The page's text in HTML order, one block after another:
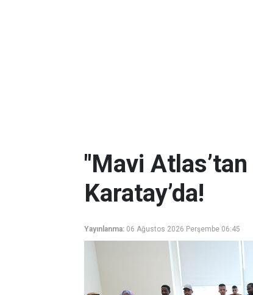
"Mavi Atlas’tan
Karatay’da!
Yayınlanma: 06 Ağustos 2026 Perşembe 06:45